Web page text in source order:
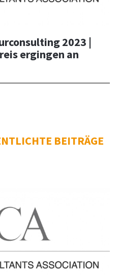
2023 |
ergingen an
BEITRÄGE